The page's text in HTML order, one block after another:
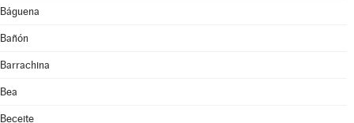
Báguena
Bañón
Barrachina
Bea
Beceite